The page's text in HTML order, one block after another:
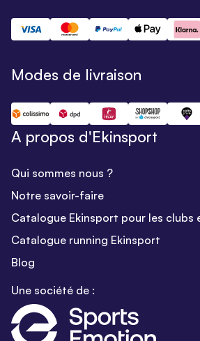
Modes de livraison
A propos d'Ekinsport
Qui sommes nous ?
Notre savoir-faire
Catalogue Ekinsport pour les clubs
Catalogue running Ekinsport
Blog
Une société de :